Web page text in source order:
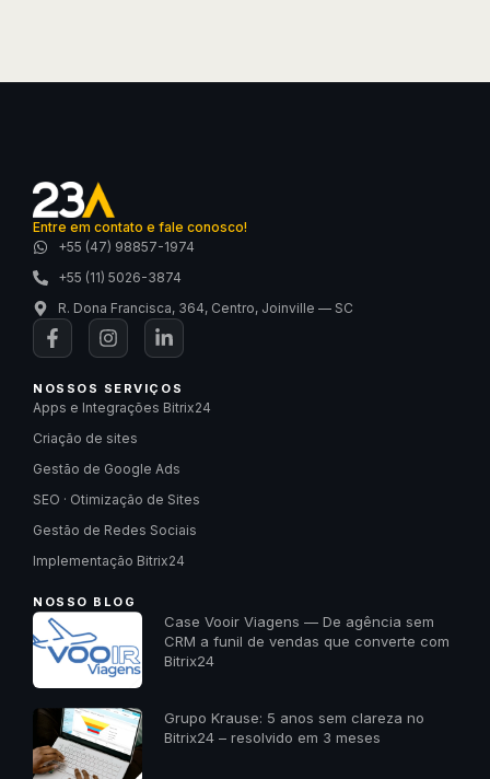
Entre em contato e fale conosco!
+55 (47) 98857-1974
+55 (11) 5026-3874
R. Dona Francisca, 364, Centro, Joinville — SC
NOSSOS SERVIÇOS
Apps e Integrações Bitrix24
Criação de sites
Gestão de Google Ads
SEO · Otimização de Sites
Gestão de Redes Sociais
Implementação Bitrix24
NOSSO BLOG
Case Vooir Viagens — De agência sem
CRM a funil de vendas que converte com
Bitrix24
Grupo Krause: 5 anos sem clareza no
Bitrix24 – resolvido em 3 meses